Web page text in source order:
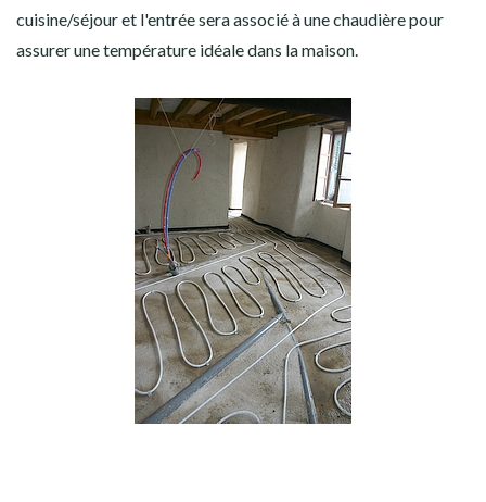
cuisine/séjour et l'entrée sera associé à une chaudière pour
assurer une température idéale dans la maison.